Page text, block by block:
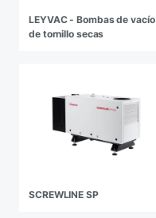
LEYVAC - Bombas de vacío
de tornillo secas
SCREWLINE SP